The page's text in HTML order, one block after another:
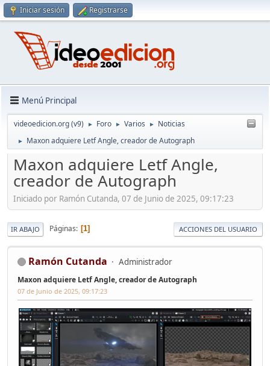
Iniciar sesión Registrarse
Menú Principal
videoedicion.org (v9) ► Foro ► Varios ► Noticias
► Maxon adquiere Letf Angle, creador de Autograph
Maxon adquiere Letf Angle,
creador de Autograph
Iniciado por Ramón Cutanda, 07 de Junio de 2025, 09:17:23
IR ABAJO Páginas 1 ACCIONES DEL USUARIO
Ramón Cutanda Administrador
Maxon adquiere Letf Angle, creador de Autograph
07 de Junio de 2025, 09:17:23